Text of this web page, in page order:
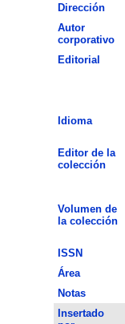
Dirección
Autor
corporativo
Editorial
Idioma
Editor de la
colección
Volumen de
la colección
ISSN
Área
Notas
Insertado